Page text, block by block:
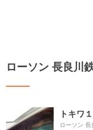
ローソン 長良川
トキワ
ローソン